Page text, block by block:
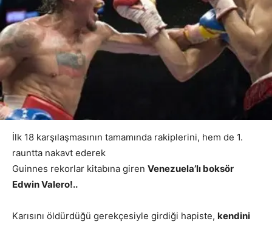
İlk 18 karşılaşmasının tamamında rakiplerini, hem de 1.
rauntta nakavt ederek
Guinnes rekorlar kitabına giren Venezuela’lı boksör
Edwin Valero!..
Karısını öldürdüğü gerekçesiyle girdiği hapiste, kendini